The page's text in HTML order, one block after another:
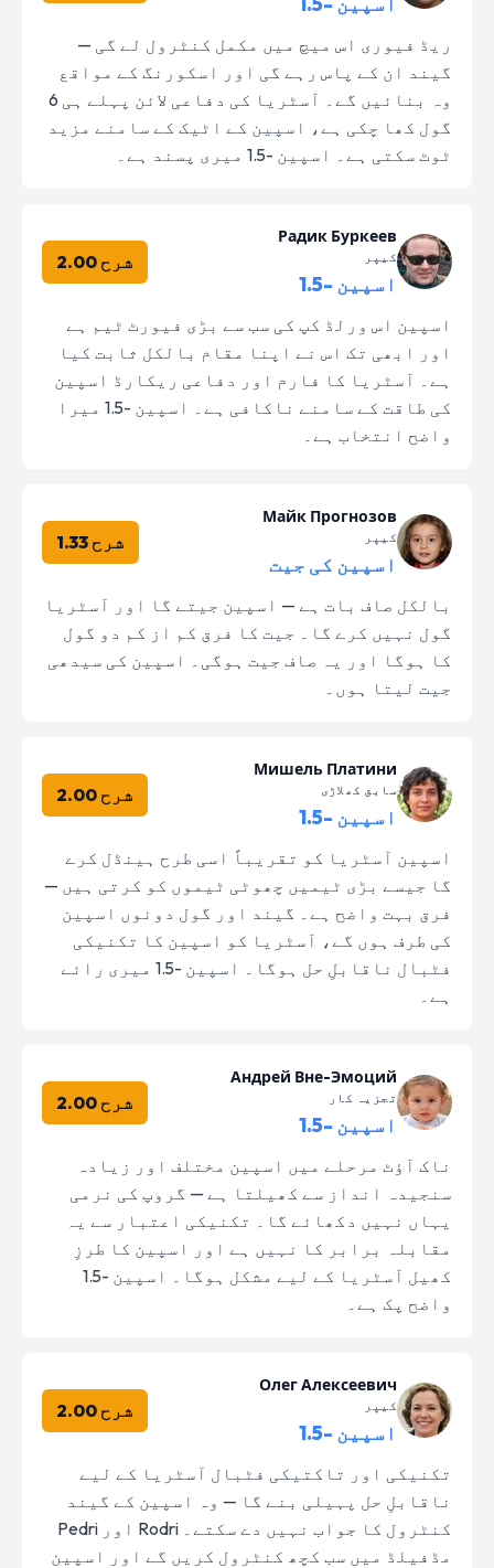
ریڈ فیوری اس میچ میں مکمل کنٹرول لے گی —
گیند ان کے پاس رہے گی اور اسکورنگ کے مواقع
وہ بنائیں گے۔ آسٹریا کی دفاعی لائن پہلے ہی 6
گول کھا چکی ہے، اسپین کے اٹیک کے سامنے مزید
ٹوٹ سکتی ہے۔ اسپین -1.5 میری پسند ہے۔
Радик Буркеев
کیپر
اسپین -1.5
شرح 2.00
اسپین اس ورلڈ کپ کی سب سے بڑی فیورٹ ٹیم ہے
اور ابھی تک اس نے اپنا مقام بالکل ثابت کیا
ہے۔ آسٹریا کا فارم اور دفاعی ریکارڈ اسپین
کی طاقت کے سامنے ناکافی ہے۔ اسپین -1.5 میرا
واضح انتخاب ہے۔
Майк Прогнозов
کیپر
اسپین کی جیت
شرح 1.33
بالکل صاف بات ہے — اسپین جیتے گا اور آسٹریا
گول نہیں کرے گا۔ جیت کا فرق کم از کم دو گول
کا ہوگا اور یہ صاف جیت ہوگی۔ اسپین کی سیدھی
جیت لیتا ہوں۔
Мишель Платини
سابق کھلاڑی
اسپین -1.5
شرح 2.00
اسپین آسٹریا کو تقریباً اسی طرح ہینڈل کرے
گا جیسے بڑی ٹیمیں چھوٹی ٹیموں کو کرتی ہیں —
فرق بہت واضح ہے۔ گیند اور گول دونوں اسپین
کی طرف ہوں گے، آسٹریا کو اسپین کا تکنیکی
فٹبال ناقابلِ حل ہوگا۔ اسپین -1.5 میری رائے
ہے۔
Андрей Вне-Эмоций
تجزیہ کار
اسپین -1.5
شرح 2.00
ناک آؤٹ مرحلے میں اسپین مختلف اور زیادہ
سنجیدہ انداز سے کھیلتا ہے — گروپ کی نرمی
یہاں نہیں دکھائے گا۔ تکنیکی اعتبار سے یہ
مقابلہ برابر کا نہیں ہے اور اسپین کا طرزِ
کھیل آسٹریا کے لیے مشکل ہوگا۔ اسپین -1.5
واضح پک ہے۔
Олег Алексеевич
کیپر
اسپین -1.5
شرح 2.00
تکنیکی اور تاکتیکی فٹبال آسٹریا کے لیے
ناقابلِ حل پہیلی بنے گا — وہ اسپین کے گیند
کنٹرول کا جواب نہیں دے سکتے۔ Rodri اور Pedri
مڈفیلڈ میں سب کچھ کنٹرول کریں گے اور اسپین